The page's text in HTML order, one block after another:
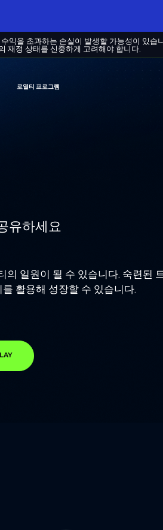
익을 초과하는 손실이 발생할 가능성이 있습
재정 상태를 신중하게 고려해야 합니다.
로열티 프로그램
유하세요
일원이 될 수 있습니다. 숙련된
활용해 성장할 수 있습니다.